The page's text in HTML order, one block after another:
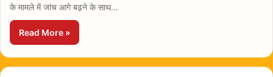
के मामले में जांच आगे बढ़ने के साथ…
Read More »